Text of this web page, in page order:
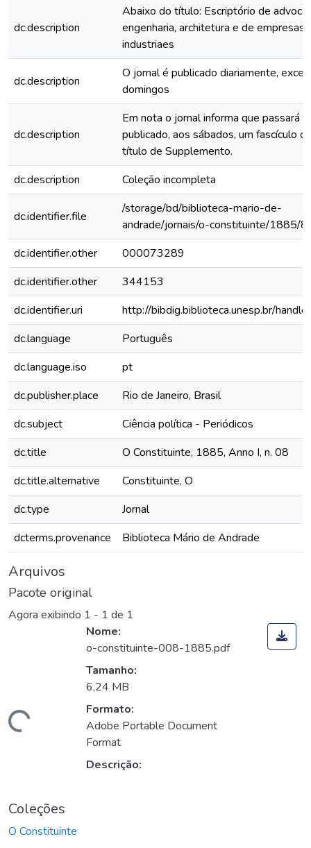
dc.description
Abaixo do título: Escriptório de
engenharia, architetura e de empresas
industriaes
dc.description
O jornal é publicado diariamente,
domingos
dc.description
Em nota o jornal informa que passará
publicado, aos sábados, um fascículo
título de Supplemento.
dc.description
Coleção incompleta
dc.identifier.file
/storage/bd/biblioteca-mario-de-
andrade/jornais/o-constituinte/1885/8
dc.identifier.other
000073289
dc.identifier.other
344153
dc.identifier.uri
http://bibdig.biblioteca.unesp.br/
dc.language
Português
dc.language.iso
pt
dc.publisher.place
Rio de Janeiro, Brasil
dc.subject
Ciência política - Periódicos
dc.title
O Constituinte, 1885, Anno I, n. 08
dc.title.alternative
Constituinte, O
dc.type
Jornal
dcterms.provenance
Biblioteca Mário de Andrade
Arquivos
Pacote original
Agora exibindo 1 - 1 de 1
Nome:
o-constituinte-008-1885.pdf
Tamanho:
6,24 MB
Formato:
Adobe Portable Document
Format
Descrição:
Coleções
O Constituinte